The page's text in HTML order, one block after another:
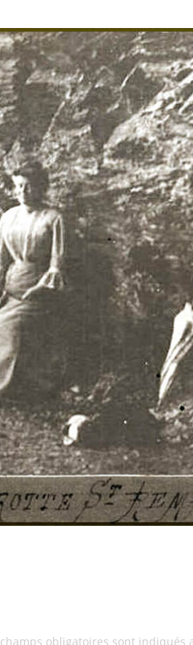
champs obligatoires sont indiqués